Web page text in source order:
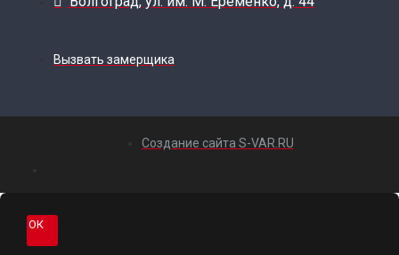
Вызвать замерщика
Создание сайта S-VAR.RU
ОК